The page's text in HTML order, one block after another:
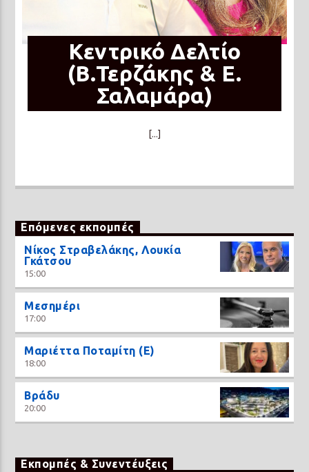
Κεντρικό Δελτίο
(Β.Τερζάκης & Ε.
Σαλαμάρα)
[...]
Επόμενες εκπομπές
Νίκος Στραβελάκης, Λουκία
Γκάτσου
15:00
Μεσημέρι
17:00
Μαριέττα Ποταμίτη (Ε)
18:00
Βράδυ
20:00
Εκπομπές & Συνεντέυξεις